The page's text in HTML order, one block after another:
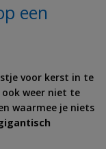
een
voor kerst in te
weer niet te
waarmee je niets